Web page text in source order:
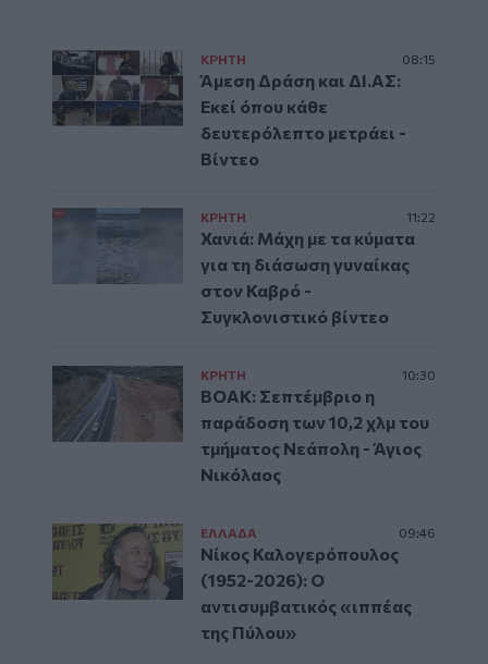
ΚΡΗΤΗ 08:15
Άμεση Δράση και ΔΙ.ΑΣ:
Εκεί όπου κάθε
δευτερόλεπτο μετράει -
Βίντεο
ΚΡΗΤΗ 11:22
Χανιά: Μάχη με τα κύματα
για τη διάσωση γυναίκας
στον Καβρό -
Συγκλονιστικό βίντεο
ΚΡΗΤΗ 10:30
ΒΟΑΚ: Σεπτέμβριο η
παράδοση των 10,2 χλμ του
τμήματος Νεάπολη - Άγιος
Νικόλαος
ΕΛΛAΔΑ 09:46
Νίκος Καλογερόπουλος
(1952-2026): O
αντισυμβατικός «ιππέας
της Πύλου»